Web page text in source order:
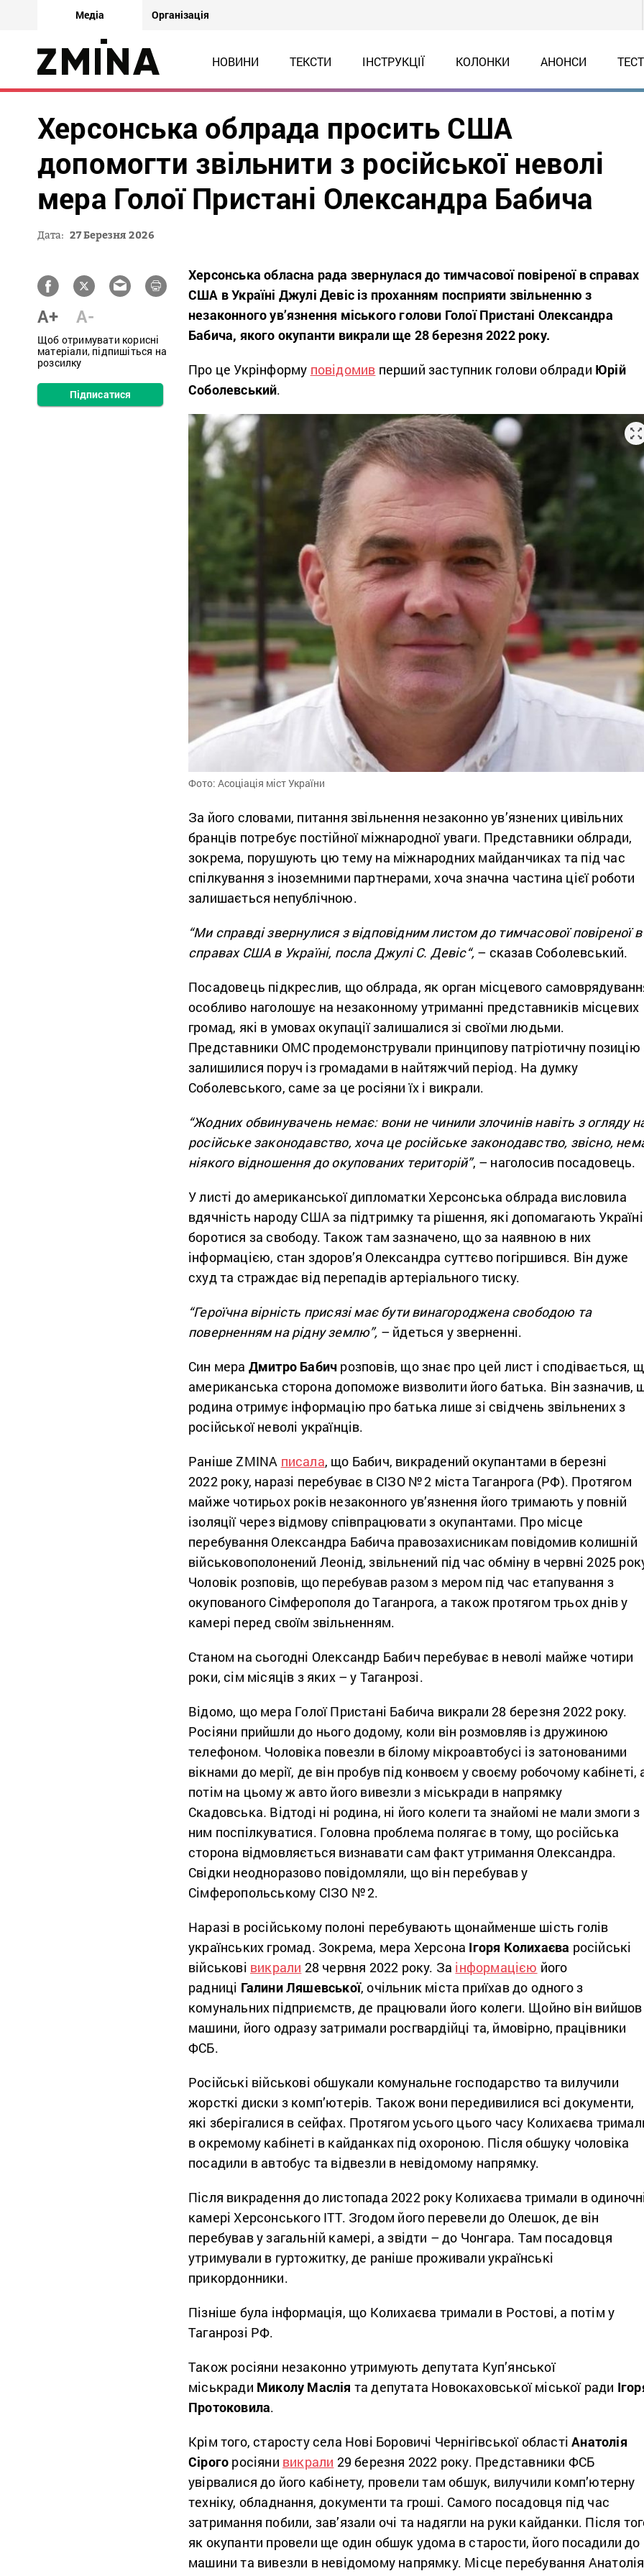
Медіа Організація
НОВИНИ ТЕКСТИ ІНСТРУКЦІЇ КОЛОНКИ АНОНСИ
Херсонська облрада просить США
допомогти звільнити з російської неволі
мера Голої Пристані Олександра Бабича
Дата: 27 Березня 2026
A+ A-
Щоб отримувати корисні
матеріали, підпишіться на
розсилку
Підписатися
Херсонська обласна рада звернулася до тимчасової повіреної в справах
США в Україні Джулі Девіс із проханням посприяти звільненню з
незаконногоув’язнення міського голови Голої Пристані Олександра
Бабича, якого окупанти викрали ще 28 березня 2022 року.
Про це Укрінформу повідомив перший заступник голови облради Юрій
Соболевський.
Фото: Асоціація міст України
За його словами, питання звільнення незаконно ув’язнених цивільних
бранців потребує постійної міжнародної уваги. Представники облради,
зокрема, порушують цю тему на міжнародних майданчиках та під час
спілкування з іноземними партнерами, хоча значна частина цієї роботи
залишається непублічною.
“Ми справді звернулися з відповідним листом до тимчасової повіреної в
справах США в Україні, посла Джулі С. Девіс“, – сказав Соболевський.
Посадовець підкреслив, що облрада, як орган місцевого
особливо наголошує на незаконному утриманні представників місцевих
громад, які в умовах окупації залишалися зі своїми людьми.
Представники ОМС продемонстрували принципову патріотичну позицію
залишилися поруч із громадами в найтяжчий період. На думку
Соболевського, саме за це росіяни їх і викрали.
“Жодних обвинувачень немає: вони не чинили злочинів навіть з огляду
російське законодавство, хоча це російське законодавство, звісно,
ніякого відношення до окупованих територій”, – наголосив посадовець.
У листі до американської дипломатки Херсонська облрада висловила
вдячність народу США за підтримку та рішення, які допомагають Україні
боротися за свободу. Також там зазначено, що за наявною в них
інформацією, стан здоров’я Олександра суттєво погіршився. Він дуже
схуд та страждає від перепадів артеріального тиску.
“Героїчна вірність присязі має бути винагороджена свободою та
поверненням на рідну землю”, – йдеться у зверненні.
Син мера Дмитро Бабич розповів, що знає про цей лист і сподівається,
американська сторона допоможе визволити його батька. Він зазначив,
родина отримує інформацію про батька лише зі свідчень звільнених з
російської неволі українців.
Раніше ZMINA писала, що Бабич, викрадений окупантами в березні
2022 року, наразі перебуває в СІЗО № 2 міста Таганрога (РФ). Протягом
майже чотирьох років незаконного ув’язнення його тримають у повній
ізоляції через відмову співпрацювати з окупантами. Про місце
перебування Олександра Бабича правозахисникам повідомив колишній
військовополонений Леонід, звільнений під час обміну в червні 2025
Чоловік розповів, що перебував разом з мером під час етапування з
окупованого Сімферополя до Таганрога, а також протягом трьох днів у
камері перед своїм звільненням.
Станом на сьогодні Олександр Бабич перебуває в неволі майже чотири
роки, сім місяців з яких – у Таганрозі.
Відомо, що мера Голої Пристані Бабича викрали 28 березня 2022 року.
Росіяни прийшли до нього додому, коли він розмовляв із дружиною
телефоном. Чоловіка повезли в білому мікроавтобусі із затонованими
вікнами до мерії, де він пробув під конвоєм у своєму робочому кабінеті,
потім на цьому ж авто його вивезли з міськради в напрямку
Скадовська. Відтоді ні родина, ні його колеги та знайомі не мали змоги з
ним поспілкуватися. Головна проблема полягає в тому, що російська
сторона відмовляється визнавати сам факт утримання Олександра.
Свідки неодноразово повідомляли, що він перебував у
Сімферопольському СІЗО №2.
Наразі в російському полоні перебувають щонайменше шість голів
українських громад. Зокрема, мера Херсона Ігоря Колихаєва російські
військові викрали 28 червня 2022 року. За інформацією його
радниці Галини Ляшевської, очільник міста приїхав до одного з
комунальних підприємств, де працювали його колеги. Щойно він вийшов
машини, його одразу затримали росгвардійці та, ймовірно, працівники
ФСБ.
Російські військові обшукали комунальне господарство та вилучили
жорсткі диски з комп’ютерів. Також вони передивилися всі документи,
які зберігалися в сейфах. Протягом усього цього часу Колихаєва
в окремому кабінеті в кайданках під охороною. Після обшуку чоловіка
посадили в автобус та відвезли в невідомому напрямку.
Після викрадення до листопада 2022 року Колихаєва тримали в
камері Херсонського ІТТ. Згодом його перевели до Олешок, де він
перебував у загальній камері, а звідти – до Чонгара. Там посадовця
утримували в гуртожитку, де раніше проживали українські
прикордонники.
Пізніше була інформація, що Колихаєва тримали в Ростові, а потім у
Таганрозі РФ.
Також росіяни незаконно утримують депутата Куп’янської
міськради Миколу Маслія та депутата Новокаховської міської ради
Протоковила.
Крім того, старосту села Нові Боровичі Чернігівської областіАнатолія
Сірого росіяни викрали 29 березня 2022 року. Представники ФСБ
увірвалися до його кабінету, провели там обшук, вилучили комп’ютерну
техніку, обладнання, документи та гроші. Самого посадовця під час
затримання побили, зав’язали очі та надягли на руки кайданки. Після
як окупанти провели ще один обшук удома в старости, його посадили до
машини та вивезли в невідомому напрямку. Місце перебування Анатолія